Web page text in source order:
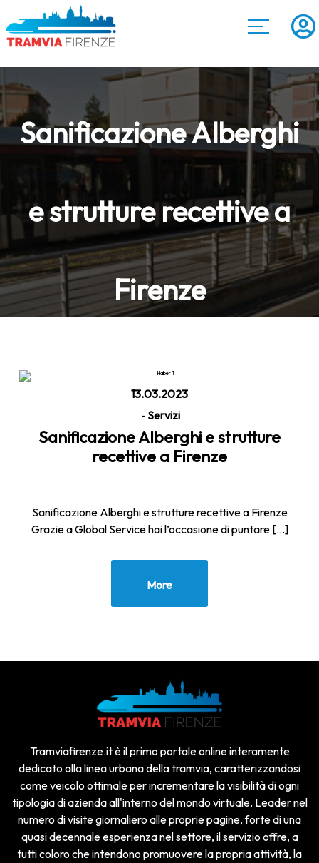
Sanificazione Alberghi
e strutture recettive a
Firenze
13.03.2023
- Servizi
Sanificazione Alberghi e strutture
recettive a Firenze
Sanificazione Alberghi e strutture recettive a Firenze
Grazie a Global Service hai l’occasione di puntare […]
More
Tramviafirenze.it è il primo portale online interamente
dedicato alla linea urbana della tramvia, caratterizzandosi
come veicolo ottimale per incrementare la visibilità di ogni
tipologia di azienda all'interno del mondo virtuale. Leader nel
numero di visite giornaliero alle proprie pagine, forte di una
quasi decennale esperienza nel settore, il servizio offre, a
tutti coloro che intendono promuovere la propria attività, la